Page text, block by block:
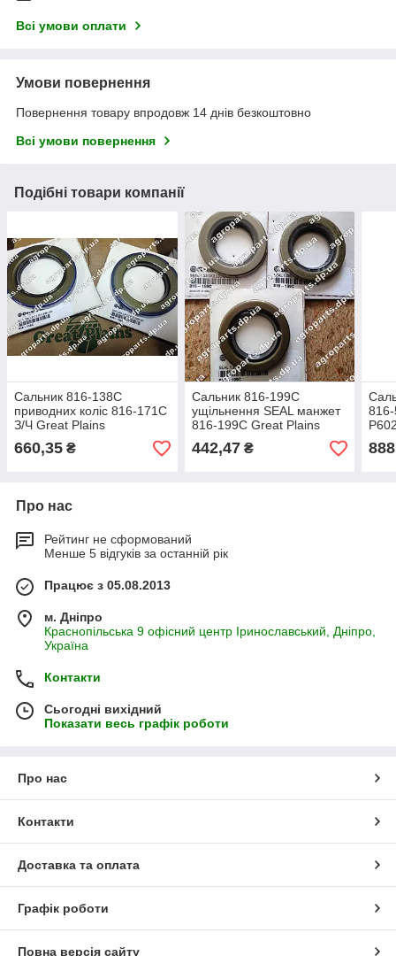
Всі умови оплати
Умови повернення
Повернення товару впродовж 14 днів безкоштовно
Всі умови повернення
Подібні товари компанії
Сальник 816-138C
приводних коліс 816-171C
З/Ч Great Plains
ущільнення 25102 Seal
660,35 ₴
Сальник 816-199C
ущільнення SEAL манжет
816-199С Great Plains
запчастини
442,47₴
Про нас
Рейтинг не сформований
Менше 5 відгуків за останній рік
Працює з 05.08.2013
м. Дніпро
Краснопільська 9 офісний центр Іринославський, Дніпро,
Україна
Контакти
Сьогодні вихідний
Показати весь графік роботи
Про нас
Контакти
Доставка та оплата
Графік роботи
Повна версія сайту